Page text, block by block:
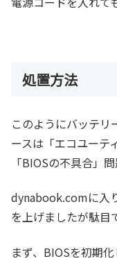
処置方法
このようにバッテリ
ースは「エコユーテ
「BIOSの不具合」
dynabook.comに入
を上げましたが駄目
まず、BIOSを初期化